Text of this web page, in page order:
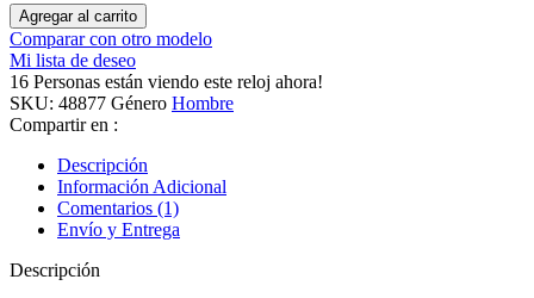
Reloj
Invicta
Racing
48877
Hombre
quantity
Agregar al carrito
Comparar con otro modelo
Mi lista de deseo
16 Personas están viendo este reloj ahora!
SKU: 48877 Género Hombre
Compartir en :
Descripción
Información Adicional
Comentarios (1)
Envío y Entrega
Descripción